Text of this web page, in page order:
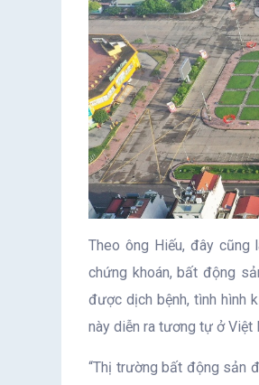
Theo ông Hiếu, đây
chứng khoán, bất động
được dịch bệnh, tình hình
này diễn ra tương tự ở Việt
“Thị trường bất động sản